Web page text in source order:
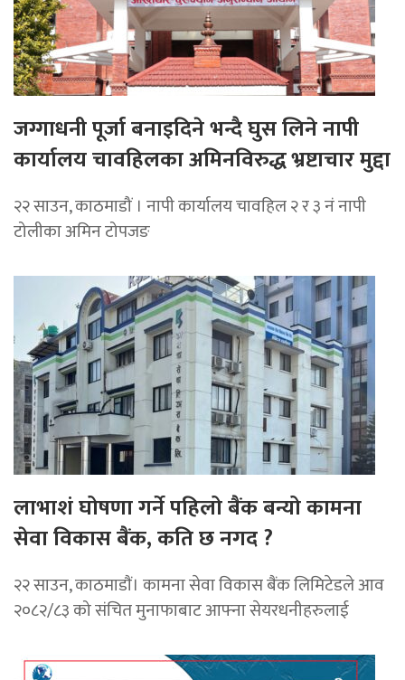
जग्गाधनी पूर्जा बनाइदिने भन्दै घुस लिने नापी
कार्यालय चावहिलका अमिनविरुद्ध भ्रष्टाचार मुद्दा
२२ साउन, काठमाडौं । नापी कार्यालय चावहिल २ र ३ नं नापी
टोलीका अमिन टोपजङ
लाभाशं घोषणा गर्ने पहिलो बैंक बन्यो कामना
सेवा विकास बैंक, कति छ नगद ?
२२ साउन, काठमाडाैं। कामना सेवा विकास बैंक लिमिटेडले आव
२०८२/८३ को संचित मुनाफाबाट आफ्ना सेयरधनीहरुलाई